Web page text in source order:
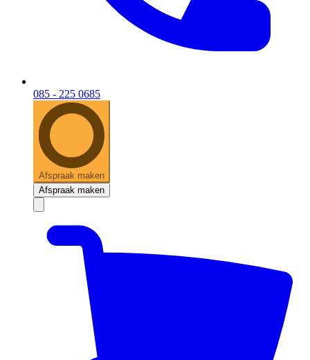
085 - 225 0685
Afspraak maken
Afspraak maken